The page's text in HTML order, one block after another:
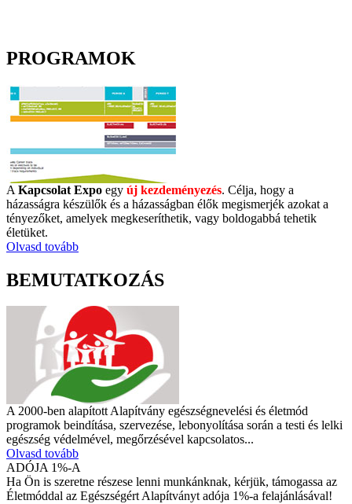
PROGRAMOK
A Kapcsolat Expo egy új kezdeményezés. Célja, hogy a
házasságra készülők és a házasságban élők megismerjék azokat a
tényezőket, amelyek megkeseríthetik, vagy boldogabbá tehetik
életüket.
Olvasd tovább
BEMUTATKOZÁS
A 2000-ben alapított Alapítvány egészségnevelési és életmód
programok beindítása, szervezése, lebonyolítása során a testi és lelki
egészség védelmével, megőrzésével kapcsolatos...
Olvasd tovább
ADÓJA 1%-A
Ha Ön is szeretne részese lenni munkánknak, kérjük, támogassa az
Életmóddal az Egészségért Alapítványt adója 1%-a felajánlásával!